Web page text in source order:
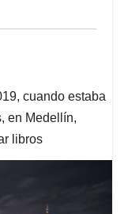
cuando estaba
en Medellín,
libros